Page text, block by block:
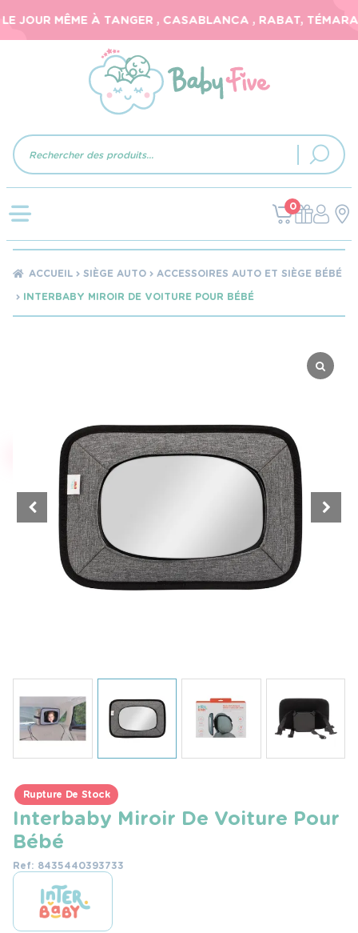
MÊME À TANGER , CASABLANCA , RABAT, TÉMARA,
Recherche
de
produits
0
ACCUEIL SIÈGE AUTO
ACCESSOIRES AUTO ET SIÈGE BÉBÉ
INTERBABY MIROIR DE VOITURE POUR BÉBÉ
Rupture De Stock
Interbaby Miroir De Voiture Pour
Bébé
Ref: 8435440393733